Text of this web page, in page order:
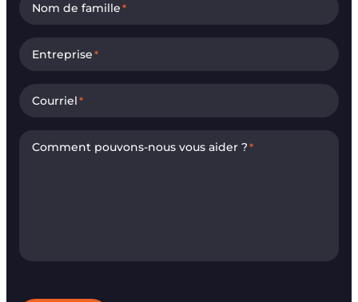
Nom de famille*
Entreprise*
Courriel*
Comment pouvons-nous vous aider ?*